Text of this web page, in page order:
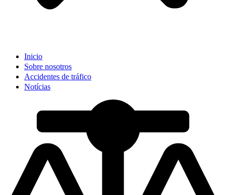
Inicio
Sobre nosotros
Accidentes de tráfico
Notícias